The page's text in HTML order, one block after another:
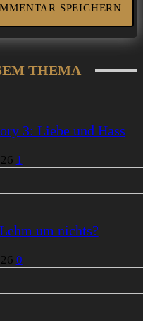
THEMA
3: Liebe und Hass
1
um nichts?
0